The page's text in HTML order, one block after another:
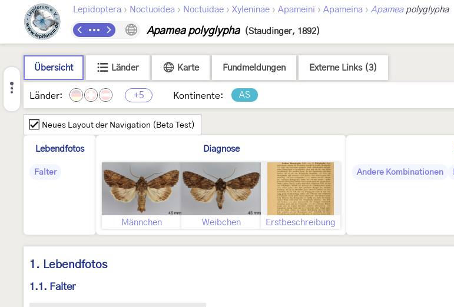
Lepidoptera › Noctuoidea › Noctuidae › Xyleninae › Apameini › Apameina › Apameapolyglypha
Apamea polyglypha (Staudinger, 1892)
Übersicht Länder Karte Fundmeldungen Externe Links (3)
Länder: +5 Kontinente: AS
Neues Layout der Navigation (Beta Test)
Lebendfotos
Falter
Diagnose
Männchen Weibchen Erstbeschreibung
Andere Kombinationen
1. Lebendfotos
1.1. Falter